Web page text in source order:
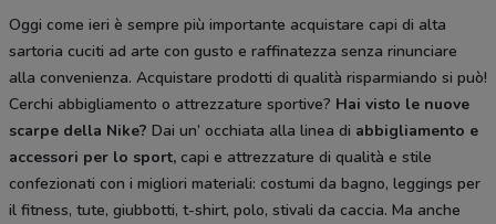
Oggi come ieri è sempre più importante acquistare capi di alta
sartoria cuciti ad arte con gusto e raffinatezza senza rinunciare
alla convenienza. Acquistare prodotti di qualità risparmiando si può!
Cerchi abbigliamento o attrezzature sportive? Hai visto le nuove
scarpe della Nike? Dai un’ occhiata alla linea di abbigliamento e
accessori per lo sport, capi e attrezzature di qualità e stile
confezionati con i migliori materiali: costumi da bagno, leggings per
il fitness, tute, giubbotti, t-shirt, polo, stivali da caccia. Ma anche